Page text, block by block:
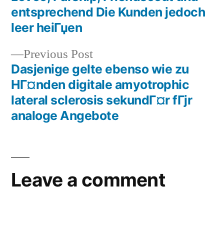
Previous Post
Dasjenige gelte ebenso wie zu
HГ¤nden digitale amyotrophic
lateral sclerosis sekundГ¤r fГјr
analoge Angebote
entsprechend Die Kunden jedoch
leer heiГџen
Leave a comment